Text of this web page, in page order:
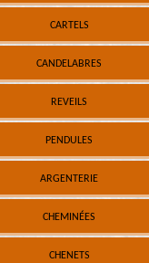
CARTELS
CANDELABRES
REVEILS
PENDULES
ARGENTERIE
CHEMINÉES
CHENETS